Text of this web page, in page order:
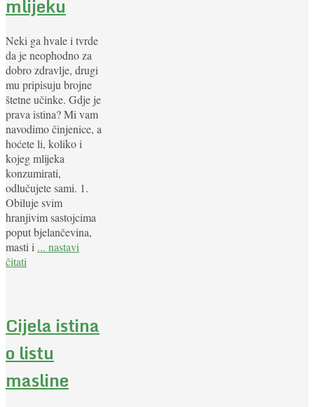
mlijeku
Neki ga hvale i tvrde
da je neophodno za
dobro zdravlje, drugi
mu pripisuju brojne
štetne učinke. Gdje je
prava istina? Mi vam
navodimo činjenice, a
hoćete li, koliko i
kojeg mlijeka
konzumirati,
odlučujete sami. 1.
Obiluje svim
hranjivim sastojcima
poput bjelančevina,
masti i ... nastavi
čitati
Cijela istina
o listu
masline